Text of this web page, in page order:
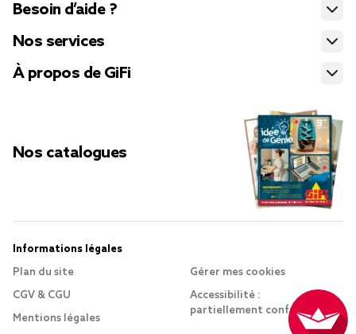
Besoin d’aide ?
Nos services
À propos de GiFi
Nos catalogues
Informations légales
Plan du site
CGV & CGU
Mentions légales
Gérer mes cookies
Accessibilité :
partiellement conforme